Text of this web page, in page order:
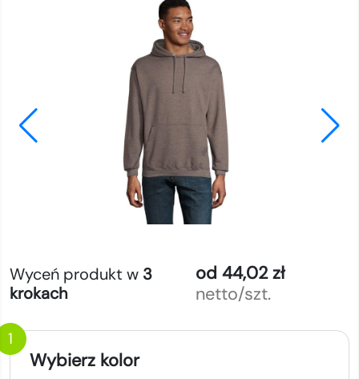
Wyceń produkt w 3
krokach
od 44,02 zł
netto/szt.
1
Wybierz kolor